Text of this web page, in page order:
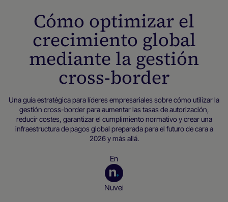
Cómo optimizar el
crecimiento global
mediante la gestión
cross-border
Una guía estratégica para líderes empresariales sobre cómo utilizar la
gestión cross-border para aumentar las tasas de autorización,
reducir costes, garantizar el cumplimiento normativo y crear una
infraestructura de pagos global preparada para el futuro de cara a
2026 y más allá.
En
Nuvei